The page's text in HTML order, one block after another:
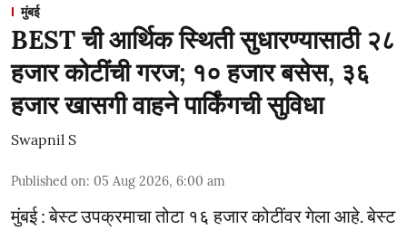
मुंबई
BEST ची आर्थिक स्थिती सुधारण्यासाठी २८
हजार कोटींची गरज; १० हजार बसेस, ३६
हजार खासगी वाहने पार्किंगची सुविधा
Swapnil S
Published on: 05 Aug 2026, 6:00 am
मुंबई : बेस्ट उपक्रमाचा तोटा १६ हजार कोटींवर गेला आहे. बेस्ट